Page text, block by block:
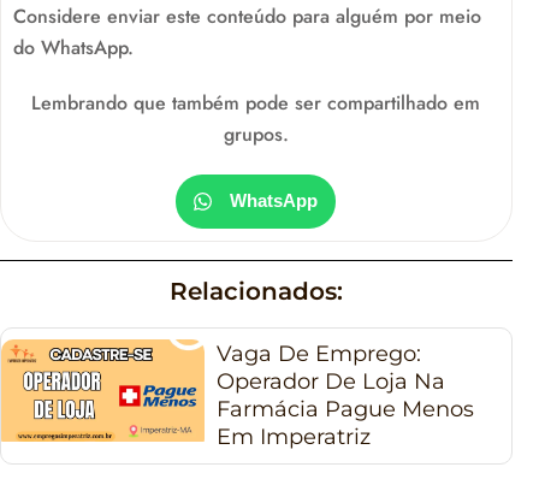
Considere enviar este conteúdo para alguém por meio
do WhatsApp.
Lembrando que também pode ser compartilhado em
grupos.
WhatsApp
Relacionados:
Vaga De Emprego:
Operador De Loja Na
Farmácia Pague Menos
Em Imperatriz